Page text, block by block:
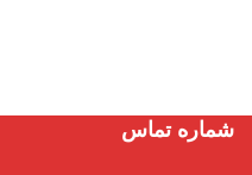
شماره تماس